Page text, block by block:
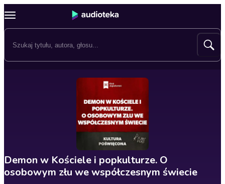
Demon w Kościele i popkulturze. O
osobowym złu we współczesnym świecie